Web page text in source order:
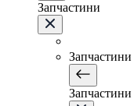
Запчастини
Запчастини
Запчастини